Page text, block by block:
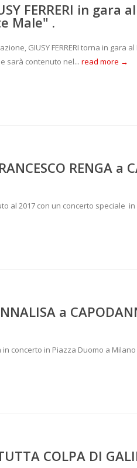
FERRERI in gara
Male" .
GIUSY FERRERI torna in gara
sarà contenuto nel... read more →
RENGA
al 2017 con un concerto speciale in
a
in concerto in Piazza Duomo a
COLPA DI